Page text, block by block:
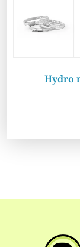
Hydro